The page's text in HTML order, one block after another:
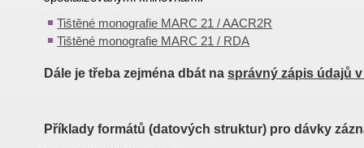
Tištěné monografie MARC 21 / AACR2R
Tištěné monografie MARC 21 / RDA
Dále je třeba zejména dbát nasprávný zápis údajů
Příklady formátů (datových struktur) pro dávky